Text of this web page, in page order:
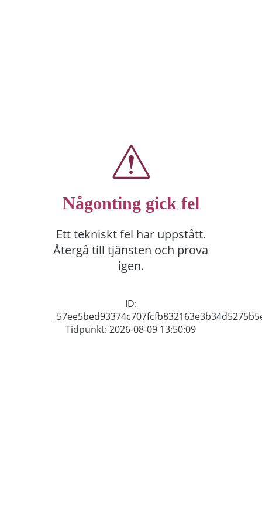
Någonting gick fel
Ett tekniskt fel har uppstått.
Återgå till tjänsten och prova
igen.
ID:
Tidpunkt: 2026-08-09 13:50:09